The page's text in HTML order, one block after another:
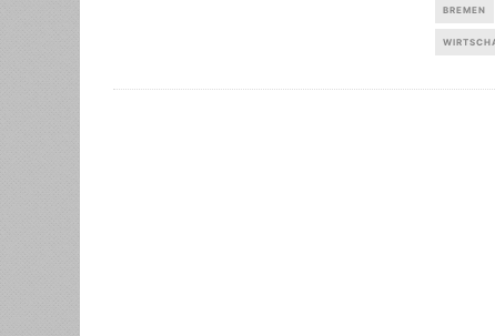
BREMEN